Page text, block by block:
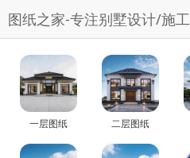
图纸之家-专注别墅设计/施工
一层图纸 二层图纸